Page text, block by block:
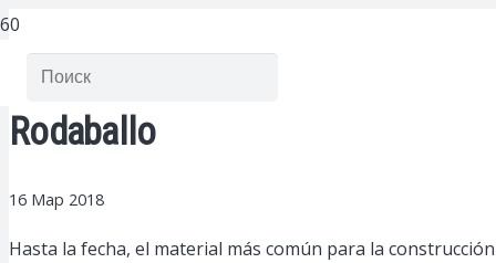
Rodaballo
16 Мар 2018
Hasta la fecha, el material más común para la